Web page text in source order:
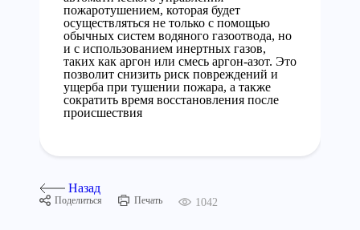
пожаротушением, которая будет
осуществляться не только с помощью
обычных систем водяного газоотвода, но
и с использованием инертных газов,
таких как аргон или смесь аргон-азот. Это
позволит снизить риск повреждений и
ущерба при тушении пожара, а также
сократить время восстановления после
происшествия
Назад
Поделиться Печать 1042